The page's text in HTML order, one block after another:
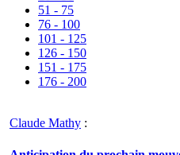
51 - 75
76 - 100
101 - 125
126 - 150
151 - 175
176 - 200
Claude Mathy :